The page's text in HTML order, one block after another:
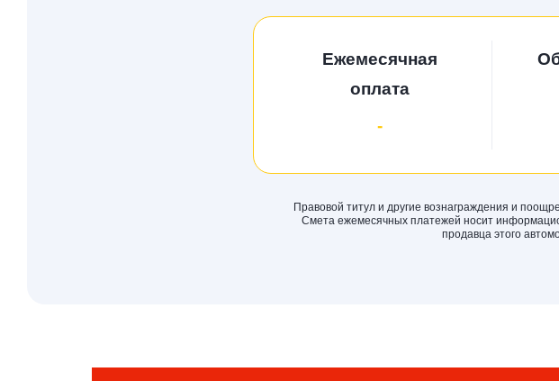
Ежемесячная
оплата
-
Правовой титул и другие вознаграждения и
Смета ежемесячных платежей носит
продавца этого